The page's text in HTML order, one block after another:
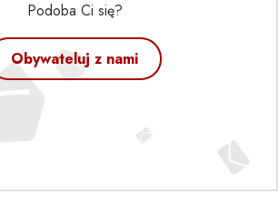
Podoba Ci się?
Obywateluj z nami